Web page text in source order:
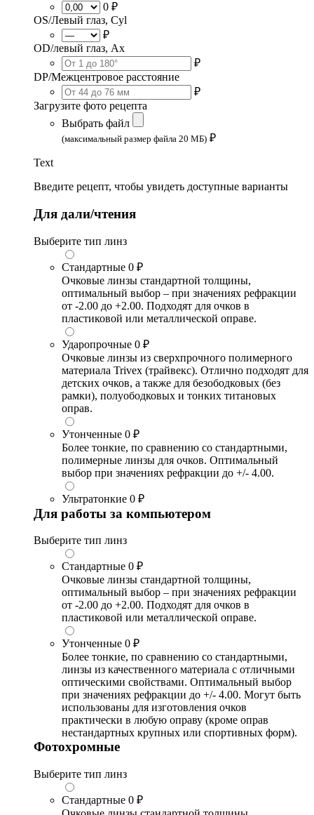
0 ₽
OS/Левый глаз, Cyl
₽
OD/левый глаз, Ax
₽
DP/Межцентровое расстояние
₽
Загрузите фото рецепта
Выбрать файл
(максимальный размер файла 20 МБ) ₽
Text
Введите рецепт, чтобы увидеть доступные варианты
Для дали/чтения
Выберите тип линз
Стандартные 0 ₽
Очковые линзы стандартной толщины,
оптимальный выбор – при значениях рефракции
от -2.00 до +2.00. Подходят для очков в
пластиковой или металлической оправе.
Ударопрочные 0 ₽
Очковые линзы из сверхпрочного полимерного
материала Trivex (трайвекс). Отлично подходят для
детских очков, а также для безободковых (без
рамки), полуободковых и тонких титановых
оправ.
Утонченные 0 ₽
Более тонкие, по сравнению со стандартными,
полимерные линзы для очков. Оптимальный
выбор при значениях рефракции до +/- 4.00.
Ультратонкие 0 ₽
Для работы за компьютером
Выберите тип линз
Стандартные 0 ₽
Очковые линзы стандартной толщины,
оптимальный выбор – при значениях рефракции
от -2.00 до +2.00. Подходят для очков в
пластиковой или металлической оправе.
Утонченные 0 ₽
Более тонкие, по сравнению со стандартными,
линзы из качественного материала с отличными
оптическими свойствами. Оптимальный выбор
при значениях рефракции до +/- 4.00. Могут быть
использованы для изготовления очков
практически в любую оправу (кроме оправ
нестандартных крупных или спортивных форм).
Фотохромные
Выберите тип линз
Стандартные 0 ₽